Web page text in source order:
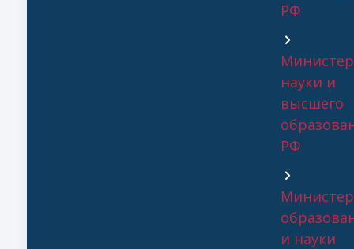
РФ
науки и
высшего
РФ
и науки